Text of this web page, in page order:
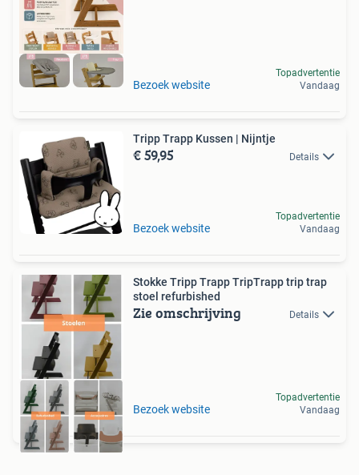
Bezoek website
Topadvertentie
Vandaag
Tripp Trapp Kussen | Nijntje
€ 59,95 Details
Bezoek website
Topadvertentie
Vandaag
Stokke Tripp Trapp TripTrapp trip trap
stoel refurbished
Zie omschrijving Details
Bezoek website
Topadvertentie
Vandaag